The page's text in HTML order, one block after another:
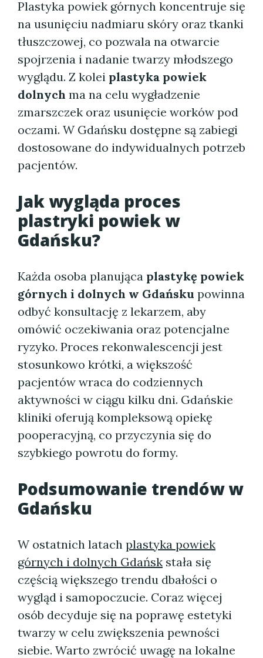
Plastyka powiek górnych koncentruje się
na usunięciu nadmiaru skóry oraz tkanki
tłuszczowej, co pozwala na otwarcie
spojrzenia i nadanie twarzy młodszego
wyglądu. Z kolei plastyka powiek
dolnych ma na celu wygładzenie
zmarszczek oraz usunięcie worków pod
oczami. W Gdańsku dostępne są zabiegi
dostosowane do indywidualnych potrzeb
pacjentów.
Jak wygląda proces
plastryki powiek w
Gdańsku?
Każda osoba planująca plastykę powiek
górnych i dolnych w Gdańsku powinna
odbyć konsultację z lekarzem, aby
omówić oczekiwania oraz potencjalne
ryzyko. Proces rekonwalescencji jest
stosunkowo krótki, a większość
pacjentów wraca do codziennych
aktywności w ciągu kilku dni. Gdańskie
kliniki oferują kompleksową opiekę
pooperacyjną, co przyczynia się do
szybkiego powrotu do formy.
Podsumowanie trendów w
Gdańsku
W ostatnich latach plastyka powiek
górnych i dolnych Gdańsk stała się
częścią większego trendu dbałości o
wygląd i samopoczucie. Coraz więcej
osób decyduje się na poprawę estetyki
twarzy w celu zwiększenia pewności
siebie. Warto zwrócić uwagę na lokalne